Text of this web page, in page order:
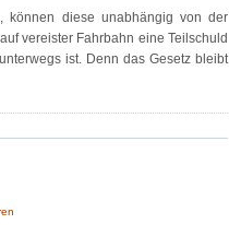
können diese unabhängig von der
vereister Fahrbahn eine Teilschuld
ist. Denn das Gesetz bleibt